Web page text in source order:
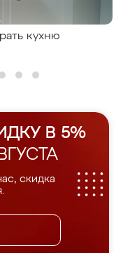
кухню
В 5%
скидка